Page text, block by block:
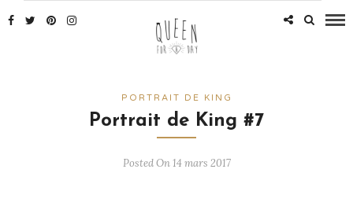
PORTRAIT DE KING
Portrait de King #7
Posted On 14 mars 2017